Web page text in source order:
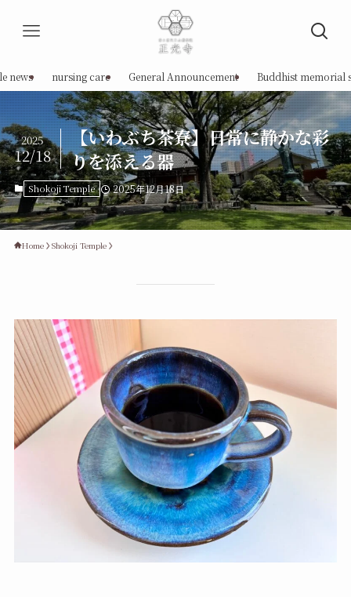
news nursing care General Announcement Buddhist memorial
【いわぶち茶寮】日常に静かな彩
りを添える器
2025
12/18
Shokoji Temple 2025年12月18日
Home Shokoji Temple